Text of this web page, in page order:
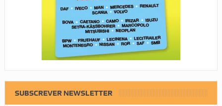
SUBSCREVER NEWSLETTER